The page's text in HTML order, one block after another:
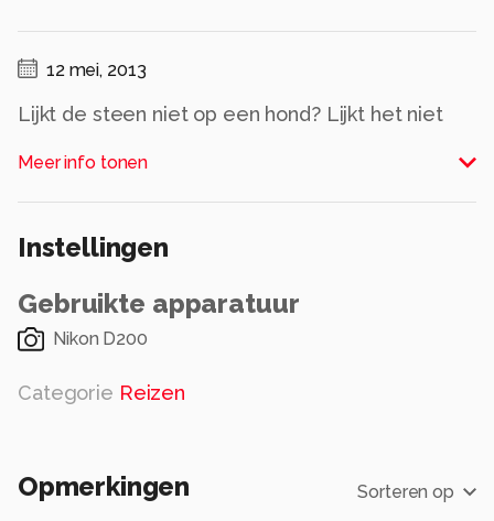
12 mei, 2013
Lijkt de steen niet op een hond? Lijkt het niet
Meer info tonen
Instellingen
Gebruikte apparatuur
Nikon D200
Categorie Reizen
Opmerkingen Sorteren op